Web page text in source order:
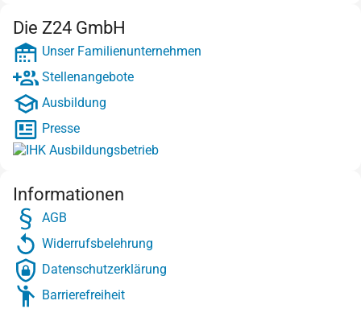
Die Z24 GmbH
Unser Familienunternehmen
Stellenangebote
Ausbildung
Presse
Informationen
AGB
Widerrufsbelehrung
Datenschutzerklärung
Barrierefreiheit